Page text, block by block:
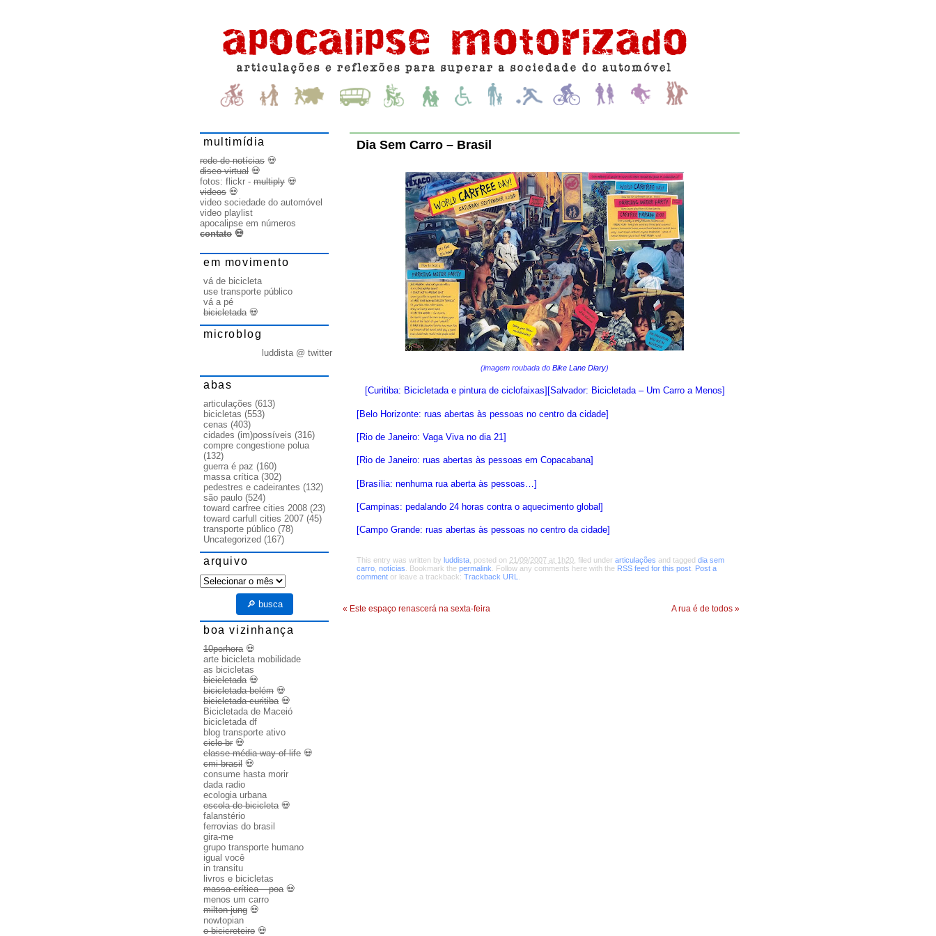
Dia Sem Carro – Brasil
(imagem roubada do Bike Lane Diary)
[Curitiba: Bicicletada e pintura de ciclofaixas] [Salvador: Bicicletada – Um Carro a Menos]
[Belo Horizonte: ruas abertas às pessoas no centro da cidade]
[Rio de Janeiro: Vaga Viva no dia 21]
[Rio de Janeiro: ruas abertas às pessoas em Copacabana]
[Brasília: nenhuma rua aberta às pessoas…]
[Campinas: pedalando 24 horas contra o aquecimento global]
[Campo Grande: ruas abertas às pessoas no centro da cidade]
This entry was written by luddista , posted on 21/09/2007 at 1h20 , filed under articulações and tagged dia sem
carro notícias . Bookmark the permalink . Follow any comments here with the RSS feed for this post Post a
comment or leave a trackback: Trackback URL
« Este espaço renascerá na sexta-feira A rua é de todos »
multimídia
rede de notícias 💀
disco virtual 💀
fotos: flickr - multiply 💀
videos 💀
video sociedade do automóvel
video playlist
apocalipse em números
contato 💀
em movimento
vá de bicicleta
use transporte público
vá a pé
bicicletada💀
microblog
luddista @ twitter
abas
articulações (613)
bicicletas (553)
cenas (403)
cidades (im)possíveis (316)
compre congestione polua
(132)
guerra é paz (160)
massa crítica(302)
pedestres e cadeirantes (132)
são paulo (524)
toward carfree cities 2008 (23)
toward carfull cities 2007 (45)
transporte público (78)
Uncategorized (167)
arquivo
arquivo
🔎 busca
boa vizinhança
10porhora💀
arte bicicleta mobilidade
as bicicletas
bicicletada💀
bicicletada belém 💀
bicicletada curitiba💀
Bicicletada de Maceió
bicicletada df
blog transporte ativo
ciclo br 💀
classe média way of life 💀
cmi brasil 💀
consume hasta morir
dada radio
ecologia urbana
escola de bicicleta💀
falanstério
ferrovias do brasil
gira-me
grupo transporte humano
igual você
in transitu
livros e bicicletas
massa crítica – poa💀
menos um carro
milton jung 💀
nowtopian
o bicicreteiro 💀